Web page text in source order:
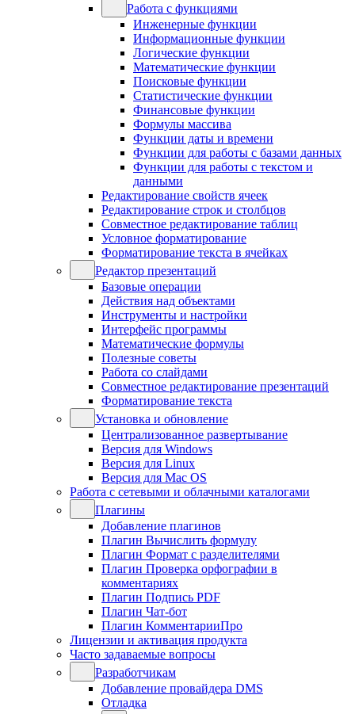
Работа с функциями
Инженерные функции
Информационные функции
Логические функции
Математические функции
Поисковые функции
Статистические функции
Финансовые функции
Формулы массива
Функции даты и времени
Функции для работы с базами данных
Функции для работы с текстом и
данными
Редактирование свойств ячеек
Редактирование строк и столбцов
Совместное редактирование таблиц
Условное форматирование
Форматирование текста в ячейках
Редактор презентаций
Базовые операции
Действия над объектами
Инструменты и настройки
Интерфейс программы
Математические формулы
Полезные советы
Работа со слайдами
Совместное редактирование презентаций
Форматирование текста
Установка и обновление
Централизованное развертывание
Версия для Windows
Версия для Linux
Версия для Mac OS
Работа с сетевыми и облачными каталогами
Плагины
Добавление плагинов
Плагин Вычислить формулу
Плагин Формат с разделителями
Плагин Проверка орфографии в
комментариях
Плагин Подпись PDF
Плагин Чат-бот
Плагин КомментарииПро
Лицензии и активация продукта
Часто задаваемые вопросы
Разработчикам
Добавление провайдера DMS
Отладка